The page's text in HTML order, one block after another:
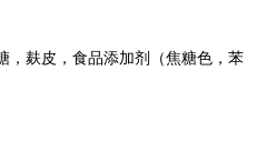
，麸皮，食品添加剂（焦糖色，苯